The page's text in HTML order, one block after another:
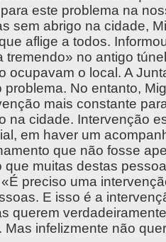
este problema na
sem abrigo na cidade,
aflige a todos.
tremendo» no antigo
ocupavam o local. A
problema. No entanto,
mais constante
na cidade. Intervenção
em haver um
que não fosse
que muitas destas
preciso uma
E isso é a
querem
Mas infelizmente não